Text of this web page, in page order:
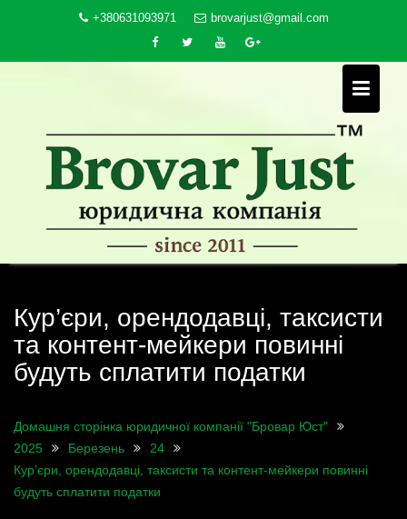
+380631093971 brovarjust@gmail.com
Кур’єри, орендодавці, таксисти
та контент-мейкери повинні
будуть сплатити податки
Домашня сторінка юридичної компанії "Бровар Юст"
2025
Березень
24
Кур’єри, орендодавці, таксисти та контент-мейкери повинні
будуть сплатити податки